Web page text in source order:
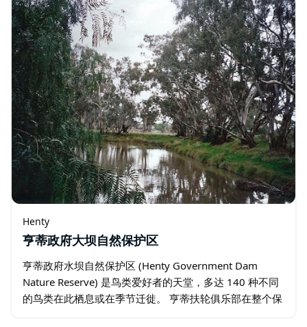
Henty
亨蒂政府大坝自然保护区
亨蒂政府水坝自然保护区 (Henty Government Dam
Nature Reserve) 是鸟类爱好者的天堂，多达 140 种不同
的鸟类在此栖息或在季节迁徙。 亨蒂扶轮俱乐部在整个保